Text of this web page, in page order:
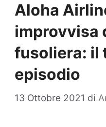
Aloha
improvvisa
fusoliera: il
episodio
13 Ottobre 2021 di